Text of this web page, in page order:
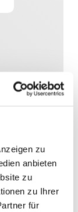
zu
anbieten
zu
zu Ihrer
für